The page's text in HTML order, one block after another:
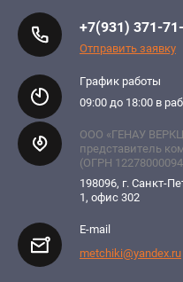
+7(931) 371-
Отправить заявку
График работы
09:00 до 18:00 в
ООО «ГЕНАУ
представитель
(ОГРН
198096, г. Санкт-
1, офис 302
E-mail
metchiki@yandex.ru